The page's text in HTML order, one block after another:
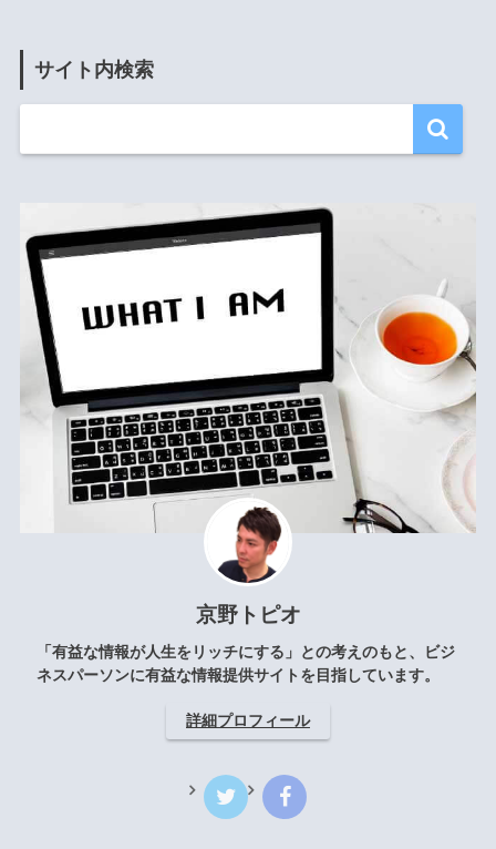
サイト内検索
京野トピオ
「有益な情報が人生をリッチにする」との考えのもと、ビジ
ネスパーソンに有益な情報提供サイトを目指しています。
詳細プロフィール